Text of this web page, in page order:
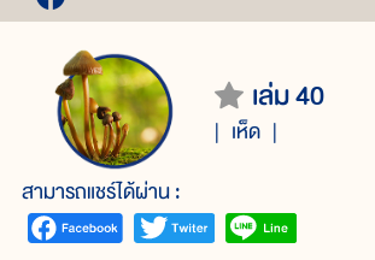
เล่ม 40
เห็ด
สามารถแชร์ได้ผ่าน :